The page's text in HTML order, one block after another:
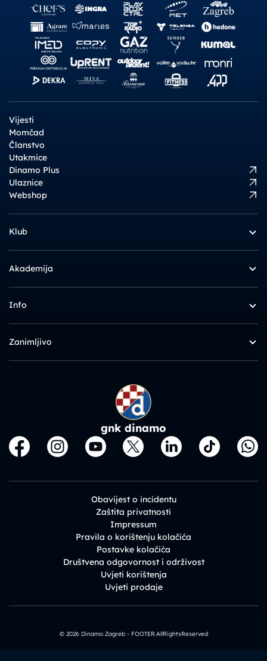
Vijesti
Momčad
Članstvo
Utakmice
Dinamo Plus
Ulaznice
Webshop
Klub
Akademija
Info
Zanimljivo
gnk dinamo
Obavijest o incidentu
Zaštita privatnosti
Impressum
Pravila o korištenju kolačića
Postavke kolačića
Društvena odgovornost i održivost
Uvjeti korištenja
Uvjeti prodaje
© 2026 Dinamo Zagreb - FOOTER.AllRightsReserved